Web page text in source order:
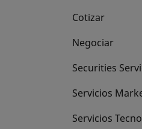
Cotizar
Negociar
Securities
Servicios
Servicios